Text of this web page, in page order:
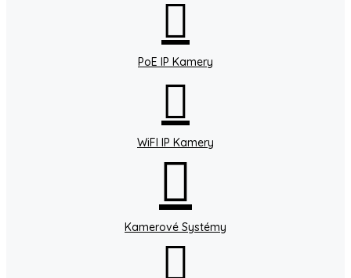
PoE IP Kamery
WiFI IP Kamery
Kamerové Systémy